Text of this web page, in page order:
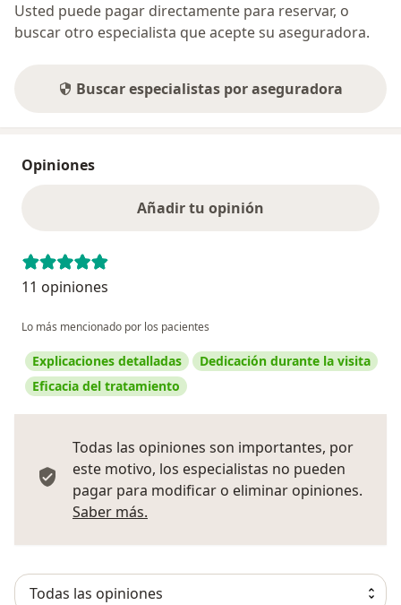
Usted puede pagar directamente para reservar, o
buscar otro especialista que acepte su aseguradora.
Buscar especialistas por aseguradora
Opiniones
Añadir tu opinión
11 opiniones
Lo más mencionado por los pacientes
Explicaciones detalladas
Dedicación durante la visita
Eficacia del tratamiento
Todas las opiniones son importantes, por
este motivo, los especialistas no pueden
pagar para modificar o eliminar opiniones.
Saber más.